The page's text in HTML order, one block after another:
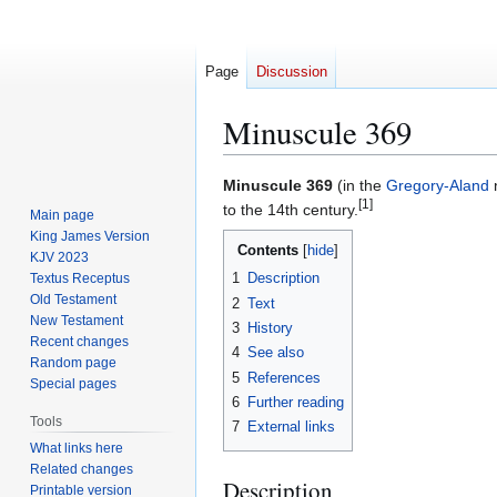
Minuscule 369
Jump
to
navigation
Jump
to
search
Minuscule 369 (in the Gregory-Aland
to the 14th century. [1]
Contents
1 Description
2 Text
3 History
4 See also
5 References
6 Further reading
7 External links
Page Discussion
Main page
King James Version
KJV 2023
Textus Receptus
Old Testament
New Testament
Recent changes
Random page
Special pages
Tools
What links here
Related changes
Printable version